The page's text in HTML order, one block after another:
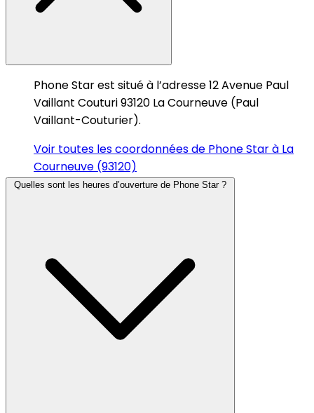
Phone Star est situé à l’adresse 12 Avenue Paul
Vaillant Couturi 93120 La Courneuve (Paul
Vaillant-Couturier).
Voir toutes les coordonnées de Phone Star à La
Courneuve (93120)
Quelles sont les heures d’ouverture de Phone Star ?